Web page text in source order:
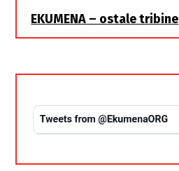
EKUMENA – ostale tribine